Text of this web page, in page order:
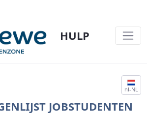
HULP
JOBSTUDENTEN -
nl-NL
JOBSTUDENTEN